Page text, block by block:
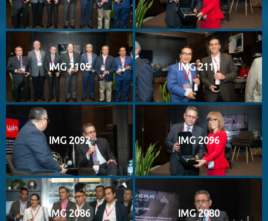
IMG 2105 IMG 2110
IMG 2092 IMG 2096
IMG 2086 IMG 2080